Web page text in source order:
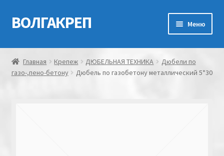
Перейти
к
Перейти
к
ВОЛГАКРЕП Меню
Главная
Контакты
Главная Крепеж ДЮБЕЛЬНАЯ ТЕХНИКА
Дюбели по
газо-,пено-бетону
Дюбель по газобетону металлический 5*30